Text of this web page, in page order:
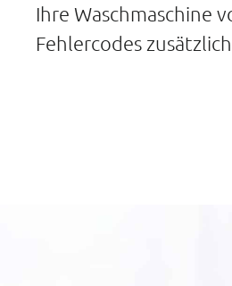
Ihre Waschmaschine
Fehlercodes